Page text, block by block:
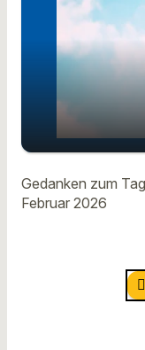
play_arrow Gerhard
Gedanken zum
Februar 2026